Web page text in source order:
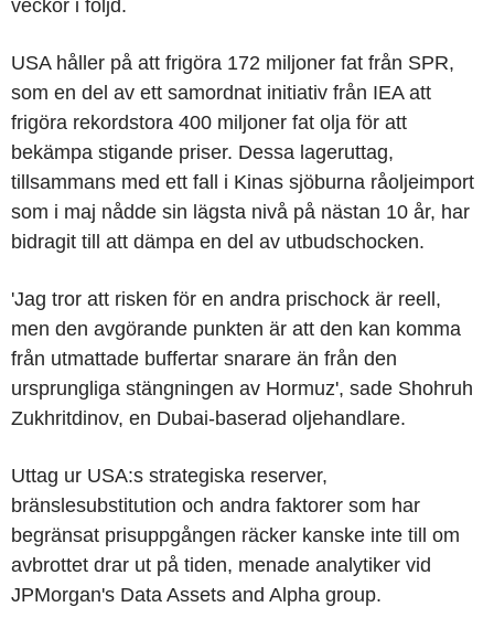
veckor i följd.
USA håller på att frigöra 172 miljoner fat från SPR,
som en del av ett samordnat initiativ från IEA att
frigöra rekordstora 400 miljoner fat olja för att
bekämpa stigande priser. Dessa lageruttag,
tillsammans med ett fall i Kinas sjöburna råoljeimport
som i maj nådde sin lägsta nivå på nästan 10 år, har
bidragit till att dämpa en del av utbudschocken.
'Jag tror att risken för en andra prischock är reell,
men den avgörande punkten är att den kan komma
från utmattade buffertar snarare än från den
ursprungliga stängningen av Hormuz', sade Shohruh
Zukhritdinov, en Dubai-baserad oljehandlare.
Uttag ur USA:s strategiska reserver,
bränslesubstitution och andra faktorer som har
begränsat prisuppgången räcker kanske inte till om
avbrottet drar ut på tiden, menade analytiker vid
JPMorgan's Data Assets and Alpha group.